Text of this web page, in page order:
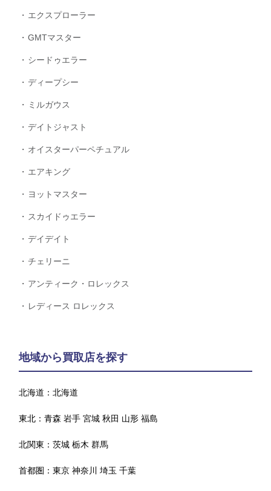
エクスプローラー
GMTマスター
シードゥエラー
ディープシー
ミルガウス
デイトジャスト
オイスターパーペチュアル
エアキング
ヨットマスター
スカイドゥエラー
デイデイト
チェリーニ
アンティーク・ロレックス
レディース ロレックス
地域から買取店を探す
北海道：北海道
東北：青森 岩手 宮城 秋田 山形 福島
北関東：茨城 栃木 群馬
首都圏：東京 神奈川 埼玉 千葉